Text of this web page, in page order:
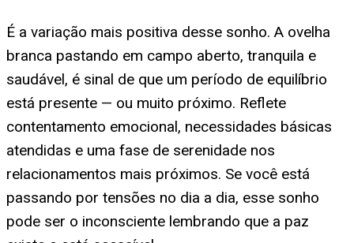
É a variação mais positiva desse sonho. A ovelha
branca pastando em campo aberto, tranquila e
saudável, é sinal de que um período de equilíbrio
está presente — ou muito próximo. Reflete
contentamento emocional, necessidades básicas
atendidas e uma fase de serenidade nos
relacionamentos mais próximos. Se você está
passando por tensões no dia a dia, esse sonho
pode ser o inconsciente lembrando que a paz